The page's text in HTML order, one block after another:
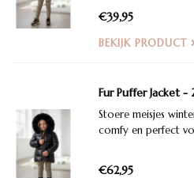
€39,95
BEKIJK PRODUCT
Fur Puffer Jacket -
Stoere meisjes
comfy en perfect
€62,95